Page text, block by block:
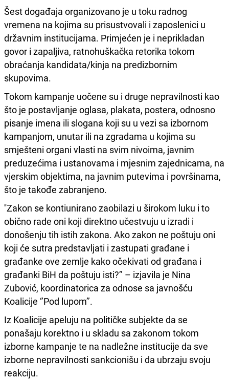
Šest događaja organizovano je u toku radnog
vremena na kojima su prisustvovali i zaposlenici u
državnim institucijama. Primjećen je i neprikladan
govor i zapaljiva, ratnohuškačka retorika tokom
obraćanja kandidata/kinja na predizbornim
skupovima.
Tokom kampanje uočene su i druge nepravilnosti kao
što je postavljanje oglasa, plakata, postera, odnosno
pisanje imena ili slogana koji su u vezi sa izbornom
kampanjom, unutar ili na zgradama u kojima su
smješteni organi vlasti na svim nivoima, javnim
preduzećima i ustanovama i mjesnim zajednicama, na
vjerskim objektima, na javnim putevima i površinama,
što je takođe zabranjeno.
''Zakon se kontiunirano zaobilazi u širokom luku i to
obično rade oni koji direktno učestvuju u izradi i
donošenju tih istih zakona. Ako zakon ne poštuju oni
koji će sutra predstavljati i zastupati građane i
građanke ove zemlje kako očekivati od građana i
građanki BiH da poštuju isti?’’ – izjavila je Nina
Zubović, koordinatorica za odnose sa javnošću
Koalicije ‘’Pod lupom’’.
Iz Koalicije apeluju na političke subjekte da se
ponašaju korektno i u skladu sa zakonom tokom
izborne kampanje te na nadležne institucije da sve
izborne nepravilnosti sankcionišu i da ubrzaju svoju
reakciju.